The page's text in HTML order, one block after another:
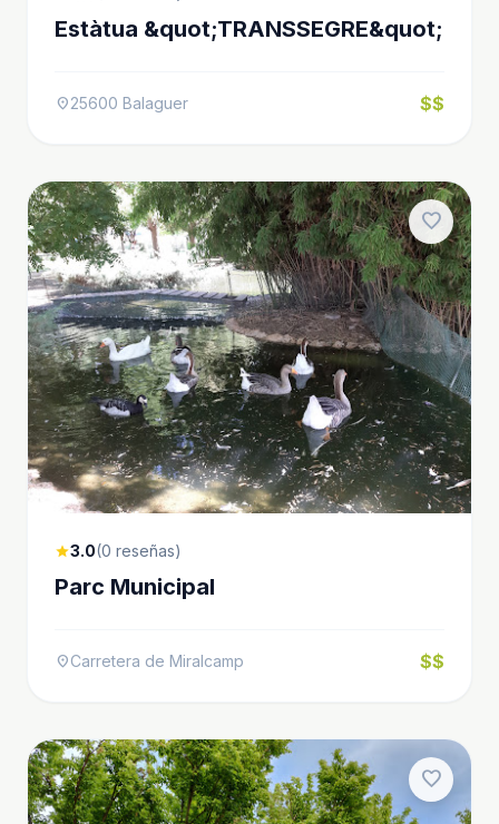
Estàtua &quot;TRANSSEGRE&quot;
location_on25600 Balaguer $$
favorite
star3.0(0 reseñas)
Parc Municipal
location_onCarretera de Miralcamp $$
favorite